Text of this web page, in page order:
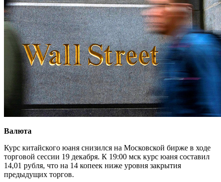
Валюта
Курс китайского юаня снизился на Московской бирже в ходе
торговой сессии 19 декабря. К 19:00 мск курс юаня составил
14,01 рубля, что на 14 копеек ниже уровня закрытия
предыдущих торгов.